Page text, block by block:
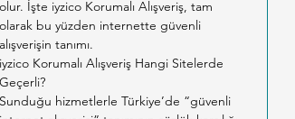
olur. İşte iyzico Korumalı Alışveriş, tam
olarak bu yüzden internette güvenli
alışverişin tanımı.
iyzico Korumalı Alışveriş Hangi Sitelerde
Geçerli?
Sunduğu hizmetlerle Türkiye’de “güvenli